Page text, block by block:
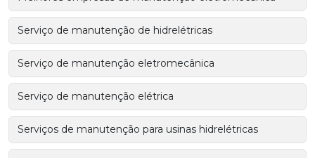
Serviço de manutenção de hidrelétricas
Serviço de manutenção eletromecânica
Serviço de manutenção elétrica
Serviços de manutenção para usinas hidrelétricas